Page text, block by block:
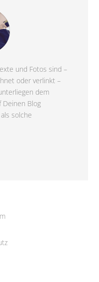
und Fotos sind –
oder verlinkt –
dem
Deinen Blog
solche